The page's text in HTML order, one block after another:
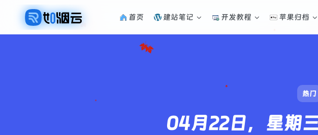
热门
04月22日，星期
首页 建站笔记 开发教程 苹果归档